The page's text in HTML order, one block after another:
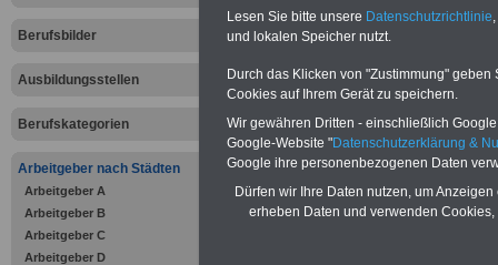
Berufsbilder
Ausbildungsstellen
Berufskategorien
Arbeitgeber nach Städten
Arbeitgeber A
Arbeitgeber B
Arbeitgeber C
Arbeitgeber D
Vergleichen und sparen
Berufsunfähigkeitsabsicherung
-
Krankenzusatzversicherung
Online-Vergleich Gesetzliche
Krankenkassen-
Zahnzusatzversicherung -
Vorteile der Privaten
Krankenversicherung
Lesen Sie bitte unsere Datenschutzrichtlinie
und lokalen Speicher nutzt.
Durch das Klicken von "Zustimmung"
Cookies auf Ihrem Gerät zu speichern.
Wir gewähren Dritten - einschließlich
Google-Website "Datenschutzerklärung &
Google ihre personenbezogenen Daten
Dürfen wir Ihre Daten nutzen, um
erheben Daten und verwenden